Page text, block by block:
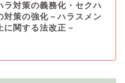
ラ対策の義務化・セクハ
対策の強化－ハラスメン
に関する法改正－